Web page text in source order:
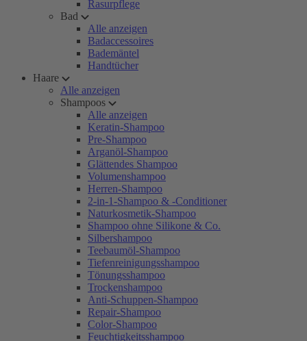
Rasurpflege
Bad
Alle anzeigen
Badaccessoires
Bademäntel
Handtücher
Haare
Alle anzeigen
Shampoos
Alle anzeigen
Keratin-Shampoo
Pre-Shampoo
Arganöl-Shampoo
Glättendes Shampoo
Volumenshampoo
Herren-Shampoo
2-in-1-Shampoo & -Conditioner
Naturkosmetik-Shampoo
Shampoo ohne Silikone & Co.
Silbershampoo
Teebaumöl-Shampoo
Tiefenreinigungsshampoo
Tönungsshampoo
Trockenshampoo
Anti-Schuppen-Shampoo
Repair-Shampoo
Color-Shampoo
Feuchtigkeitsshampoo